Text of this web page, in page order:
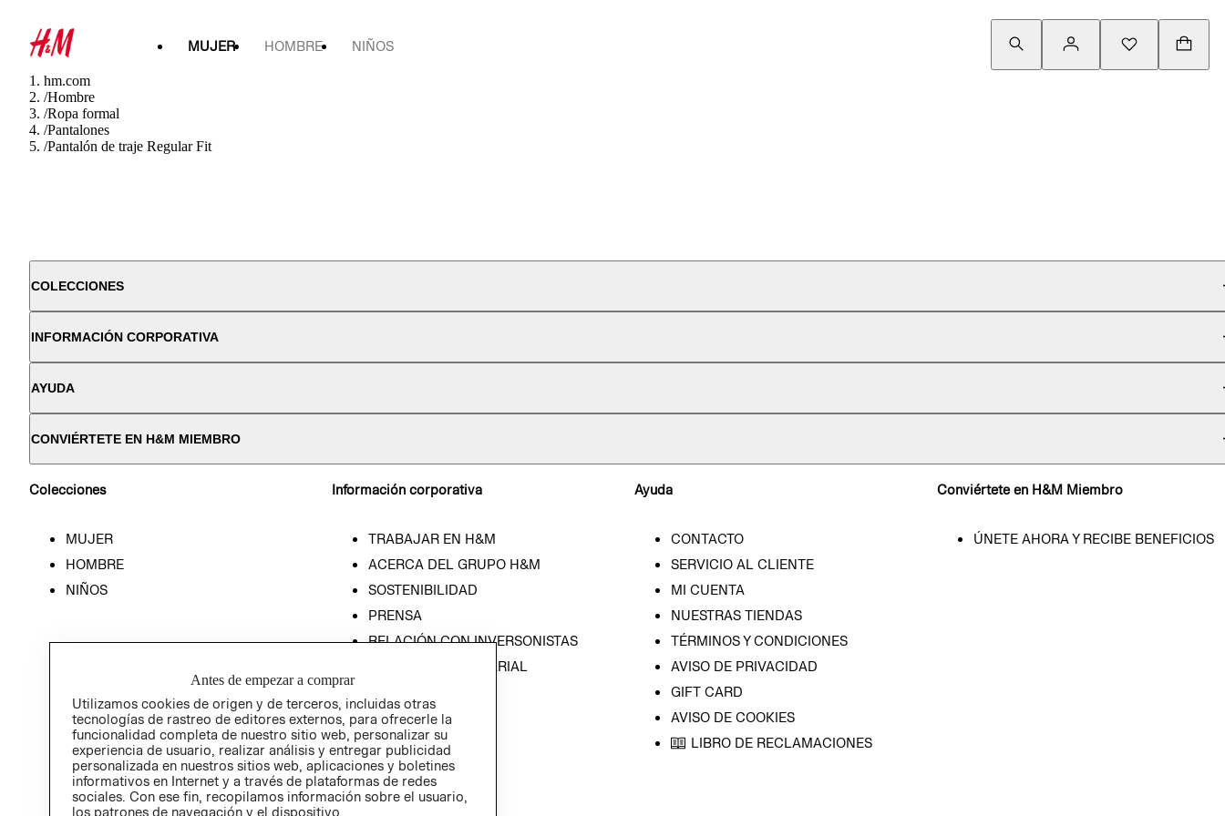
MUJER HOMBRE NIÑOS
hm.com
/Hombre
/Ropa formal
/Pantalones
/Pantalón de traje Regular Fit
COLECCIONES
INFORMACIÓN CORPORATIVA
AYUDA
CONVIÉRTETE EN H&M MIEMBRO
Colecciones
MUJER
HOMBRE
NIÑOS
Información corporativa
TRABAJAR EN H&M
ACERCA DEL GRUPO H&M
SOSTENIBILIDAD
PRENSA
RELACIÓN CON INVERSONISTAS
POLÍTICA EMPRESARIAL
Ayuda
CONTACTO
SERVICIO AL CLIENTE
MI CUENTA
NUESTRAS TIENDAS
TÉRMINOS Y CONDICIONES
AVISO DE PRIVACIDAD
GIFT CARD
AVISO DE COOKIES
LIBRO DE RECLAMACIONES
Conviértete en H&M Miembro
ÚNETE AHORA Y RECIBE BENEFICIOS
Antes de empezar a comprar
Utilizamos cookies de origen y de terceros, incluidas otras
tecnologías de rastreo de editores externos, para ofrecerle la
funcionalidad completa de nuestro sitio web, personalizar su
experiencia de usuario, realizar análisis y entregar publicidad
personalizada en nuestros sitios web, aplicaciones y boletines
informativos en Internet y a través de plataformas de redes
sociales. Con ese fin, recopilamos información sobre el usuario,
los patrones de navegación y el dispositivo.